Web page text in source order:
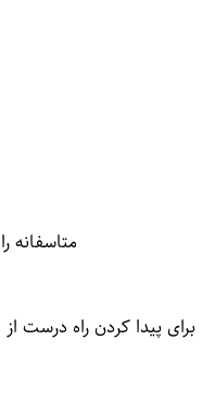
متاسفانه
برای پیدا کردن راه درست